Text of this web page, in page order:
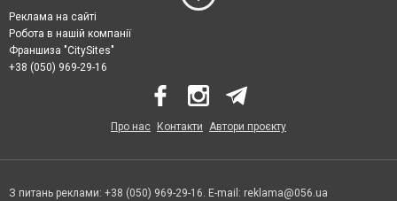
Реклама на сайті
Робота в нашій компанії
Франшиза "CitySites"
+38 (050) 969-29-16
Про нас Контакти Автори проєкту
З питань реклами: +38 (050) 969-29-16. E-mail: reklama@056.ua